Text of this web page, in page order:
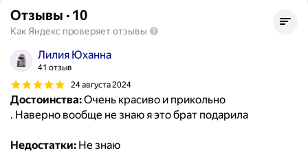
Отзывы · 10
Как Яндекс проверяет отзывы
Лилия Юханна
41 отзыв
24 августа 2024
Достоинства:Очень красиво и прикольно
. Наверно вообще не знаю я это брат подарила
Недостатки: Не знаю